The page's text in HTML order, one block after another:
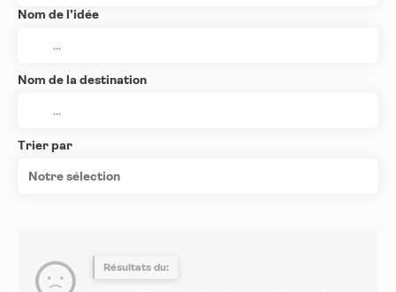
Nom de l’idée
Nom de la destination
Trier par
Notre sélection
Résultats du: